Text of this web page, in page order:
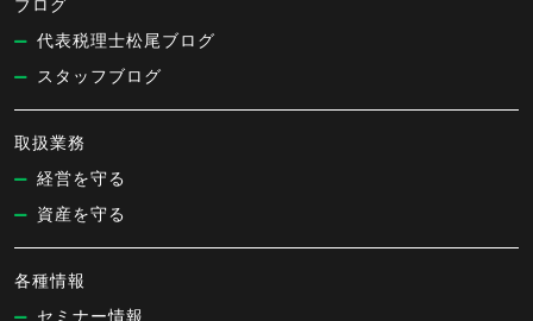
ブログ
代表税理士松尾ブログ
スタッフブログ
取扱業務
経営を守る
資産を守る
各種情報
セミナー情報